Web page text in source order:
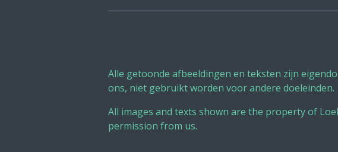
Alle getoonde afbeeldingen en teksten zijn
ons, niet gebruikt worden voor andere doeleinden.
All images and texts shown are the property of
permission from us.